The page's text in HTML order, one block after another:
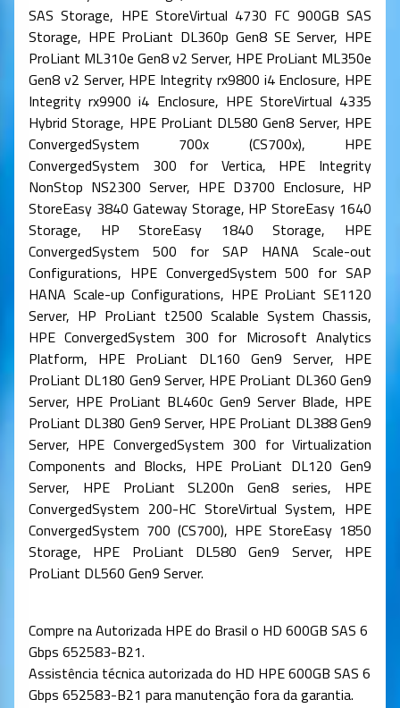
SAS Storage, HPE StoreVirtual 4730 FC 900GB SAS
Storage, HPE ProLiant DL360p Gen8 SE Server, HPE
ProLiant ML310e Gen8 v2 Server, HPE ProLiant ML350e
Gen8 v2 Server, HPE Integrity rx9800 i4 Enclosure, HPE
Integrity rx9900 i4 Enclosure, HPE StoreVirtual 4335
Hybrid Storage, HPE ProLiant DL580 Gen8 Server, HPE
ConvergedSystem 700x (CS700x), HPE
ConvergedSystem 300 for Vertica, HPE Integrity
NonStop NS2300 Server, HPE D3700 Enclosure, HP
StoreEasy 3840 Gateway Storage, HP StoreEasy 1640
Storage, HP StoreEasy 1840 Storage, HPE
ConvergedSystem 500 for SAP HANA Scale-out
Configurations, HPE ConvergedSystem 500 for SAP
HANA Scale-up Configurations, HPE ProLiant SE1120
Server, HP ProLiant t2500 Scalable System Chassis,
HPE ConvergedSystem 300 for Microsoft Analytics
Platform, HPE ProLiant DL160 Gen9 Server, HPE
ProLiant DL180 Gen9 Server, HPE ProLiant DL360 Gen9
Server, HPE ProLiant BL460c Gen9 Server Blade, HPE
ProLiant DL380 Gen9 Server, HPE ProLiant DL388 Gen9
Server, HPE ConvergedSystem 300 for Virtualization
Components and Blocks, HPE ProLiant DL120 Gen9
Server, HPE ProLiant SL200n Gen8 series, HPE
ConvergedSystem 200-HC StoreVirtual System, HPE
ConvergedSystem 700 (CS700), HPE StoreEasy 1850
Storage, HPE ProLiant DL580 Gen9 Server, HPE
ProLiant DL560 Gen9 Server.
Compre na Autorizada HPE do Brasil o HD 600GB SAS 6
Gbps 652583-B21.
Assistência técnica autorizada do HD HPE 600GB SAS 6
Gbps 652583-B21 para manutenção fora da garantia.